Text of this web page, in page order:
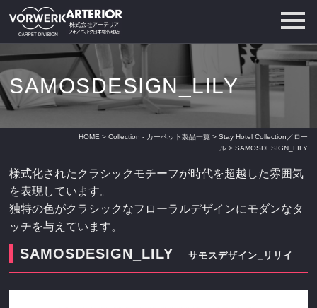
SAMOSDESIGN_LILY
HOME > Collection - カーペット製品一覧> Stay Hotel Collection／ロー
ル> SAMOSDESIGN_LILY
様式化されたクラシックモチーフが時代を超越した雰囲気
を表現しています。
独特の色がクラシックなフローラルデザインにモダンなタ
ッチを与えています。
SAMOSDESIGN_LILYサモスデザイン_リリイ